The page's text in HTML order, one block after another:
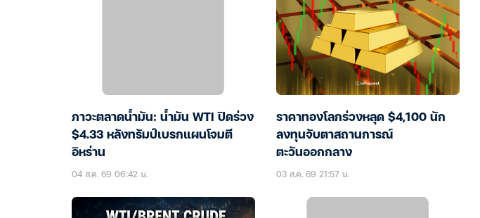
ภาวะตลาดน้ำมัน: น้ำมัน WTI ปิดร่วง
$4.33 หลังทรัมป์เบรกแผนโจมตี
อิหร่าน
04 ส.ค. 69 06:42 น.
ราคาทองโลกร่วงหลุด $4,100 นัก
ลงทุนจับตาสถานการณ์
ตะวันออกกลาง
03 ส.ค. 69 21:57 น.